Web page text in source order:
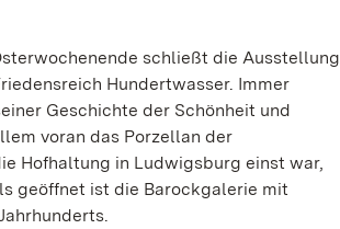
schließt die Ausstellung
Hundertwasser. Immer
Geschichte der Schönheit und
voran das Porzellan der
Hofhaltung in Ludwigsburg einst war,
geöffnet ist die Barockgalerie mit